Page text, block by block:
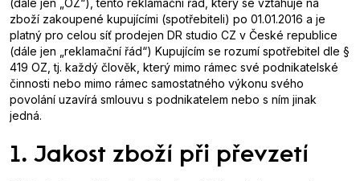
(dále jen „OZ“), tento reklamační řád, který se vztahuje na
zboží zakoupené kupujícími (spotřebiteli) po 01.01.2016 a je
platný pro celou síť prodejen DR studio CZ v České republice
(dále jen „reklamační řád“) Kupujícím se rozumí spotřebitel dle §
419 OZ, tj. každý člověk, který mimo rámec své podnikatelské
činnosti nebo mimo rámec samostatného výkonu svého
povolání uzavírá smlouvu s podnikatelem nebo s ním jinak
jedná.
1. Jakost zboží při převzetí